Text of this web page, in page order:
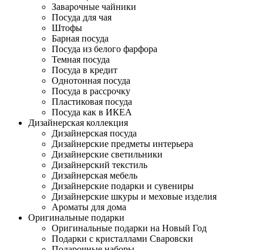
Заварочные чайники
Посуда для чая
Штофы
Барная посуда
Посуда из белого фарфора
Темная посуда
Посуда в кредит
Однотонная посуда
Посуда в рассрочку
Пластиковая посуда
Посуда как в ИКЕА
Дизайнерская коллекция
Дизайнерская посуда
Дизайнерские предметы интерьера
Дизайнерские светильники
Дизайнерский текстиль
Дизайнерская мебель
Дизайнерские подарки и сувениры
Дизайнерские шкуры и меховые изделия
Ароматы для дома
Оригинальные подарки
Оригинальные подарки на Новый Год
Подарки с кристаллами Сваровски